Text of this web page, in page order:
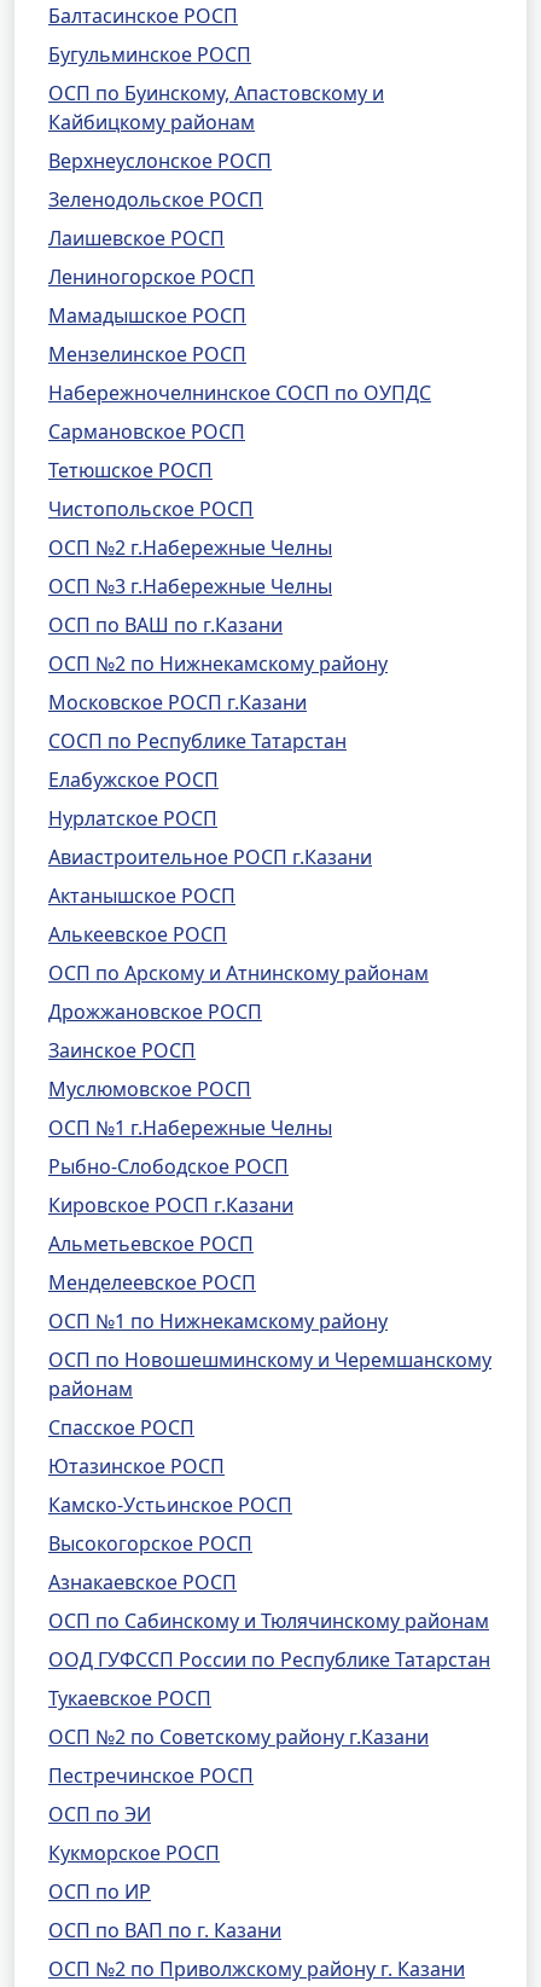
Балтасинское РОСП
Бугульминское РОСП
ОСП по Буинскому, Апастовскому и
Кайбицкому районам
Верхнеуслонское РОСП
Зеленодольское РОСП
Лаишевское РОСП
Лениногорское РОСП
Мамадышское РОСП
Мензелинское РОСП
Набережночелнинское СОСП по ОУПДС
Сармановское РОСП
Тетюшское РОСП
Чистопольское РОСП
ОСП №2 г.Набережные Челны
ОСП №3 г.Набережные Челны
ОСП по ВАШ по г.Казани
ОСП №2 по Нижнекамскому району
Московское РОСП г.Казани
СОСП по Республике Татарстан
Елабужское РОСП
Нурлатское РОСП
Авиастроительное РОСП г.Казани
Актанышское РОСП
Алькеевское РОСП
ОСП по Арскому и Атнинскому районам
Дрожжановское РОСП
Заинское РОСП
Муслюмовское РОСП
ОСП №1 г.Набережные Челны
Рыбно-Слободское РОСП
Кировское РОСП г.Казани
Альметьевское РОСП
Менделеевское РОСП
ОСП №1 по Нижнекамскому району
ОСП по Новошешминскому и Черемшанскому
районам
Спасское РОСП
Ютазинское РОСП
Камско-Устьинское РОСП
Высокогорское РОСП
Азнакаевское РОСП
ОСП по Сабинскому и Тюлячинскому районам
ООД ГУФССП России по Республике Татарстан
Тукаевское РОСП
ОСП №2 по Советскому району г.Казани
Пестречинское РОСП
ОСП по ЭИ
Кукморское РОСП
ОСП по ИР
ОСП по ВАП по г. Казани
ОСП №2 по Приволжскому району г. Казани